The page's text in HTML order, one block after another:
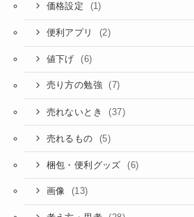
価格設定 (1)
便利アプリ (2)
値下げ (6)
売り方の勉強 (7)
売れないとき (37)
売れるもの (5)
梱包・便利グッズ (6)
画像 (13)